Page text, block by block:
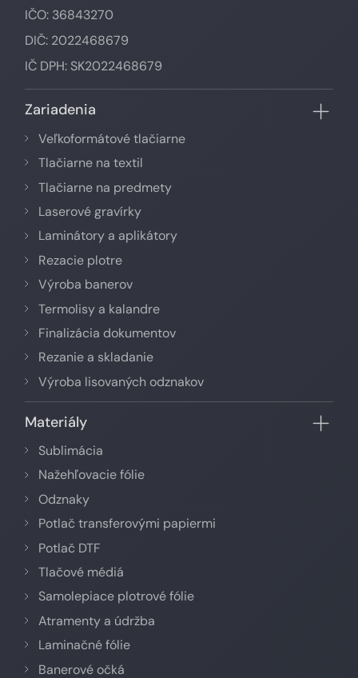
IČO: 36843270
DIČ: 2022468679
IČ DPH: SK2022468679
Zariadenia
Veľkoformátové tlačiarne
Tlačiarne na textil
Tlačiarne na predmety
Laserové gravírky
Laminátory a aplikátory
Rezacie plotre
Výroba banerov
Termolisy a kalandre
Finalizácia dokumentov
Rezanie a skladanie
Výroba lisovaných odznakov
Materiály
Sublimácia
Nažehľovacie fólie
Odznaky
Potlač transferovými papiermi
Potlač DTF
Tlačové médiá
Samolepiace plotrové fólie
Atramenty a údržba
Laminačné fólie
Banerové očká